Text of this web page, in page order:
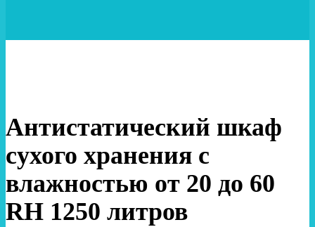
Антистатический шкаф
сухого хранения с
влажностью от 20 до 60
RH 1250 литров